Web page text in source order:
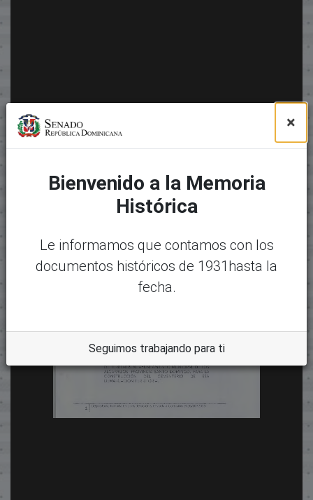
×
Bienvenido a la Memoria
Histórica
Le informamos que contamos con los
documentos históricos de 1931hasta la
fecha.
Seguimos trabajando para ti